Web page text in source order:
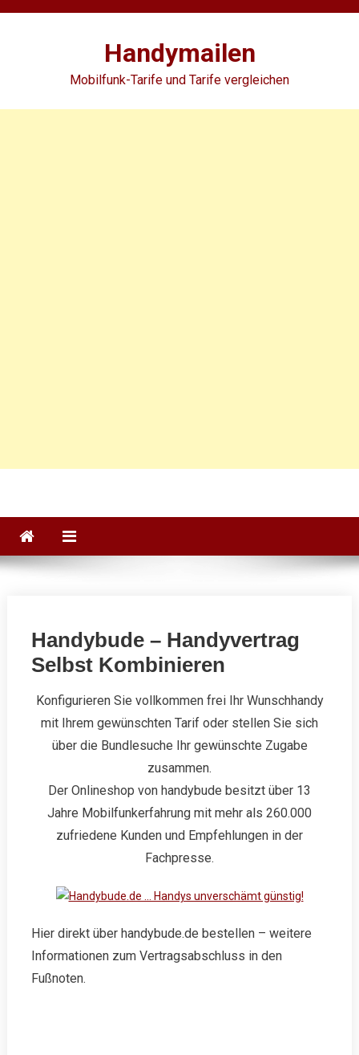
Handymailen
Mobilfunk-Tarife und Tarife vergleichen
Handybude – Handyvertrag
Selbst Kombinieren
Konfigurieren Sie vollkommen frei Ihr Wunschhandy
mit Ihrem gewünschten Tarif oder stellen Sie sich
über die Bundlesuche Ihr gewünschte Zugabe
zusammen.
Der Onlineshop von handybude besitzt über 13
Jahre Mobilfunkerfahrung mit mehr als 260.000
zufriedene Kunden und Empfehlungen in der
Fachpresse.
Hier direkt über handybude.de bestellen – weitere
Informationen zum Vertragsabschluss in den
Fußnoten.